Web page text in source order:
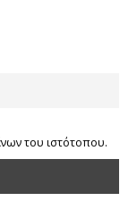
του ιστότοπου.